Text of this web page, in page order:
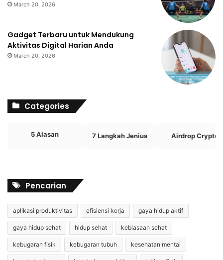
March 20, 2026
Gadget Terbaru untuk Mendukung
Aktivitas Digital Harian Anda
March 20, 2026
Categories
5 Alasan 7 Langkah Jenius Airdrop Crypto
Pencarian
aplikasi produktivitas efisiensi kerja gaya hidup aktif
gaya hidup sehat hidup sehat kebiasaan sehat
kebugaran fisik kebugaran tubuh kesehatan mental